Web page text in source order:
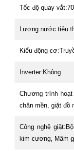
Tốc độ quay
Lượng nước tiêu
Kiểu động
Inverter:Không
Chương trình
chăn mền, giặt đồ
Công nghệ
kim cương, Mâm